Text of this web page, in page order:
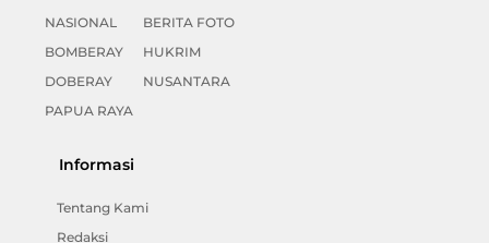
NASIONAL
BOMBERAY
DOBERAY
PAPUA RAYA
BERITA FOTO
HUKRIM
NUSANTARA
Informasi
Tentang Kami
Redaksi